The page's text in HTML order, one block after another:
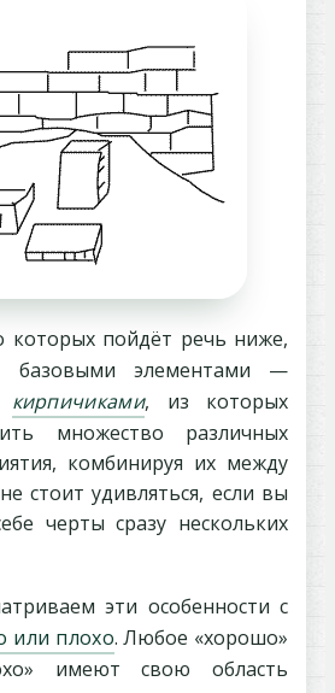
которых пойдёт речь ниже,
базовыми элементами —
кирпичиками, из которых
множество различных
комбинируя их между
стоит удивляться, если вы
черты сразу нескольких
эти особенности с
или плохо. Любое «хорошо»
имеют свою область